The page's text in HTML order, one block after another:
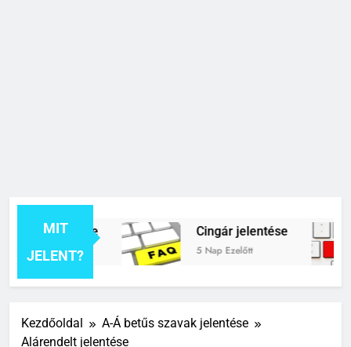
Cingár jelentése
5 Nap Ezelőtt
Kezdőoldal
A-Á betűs szavak jelentése